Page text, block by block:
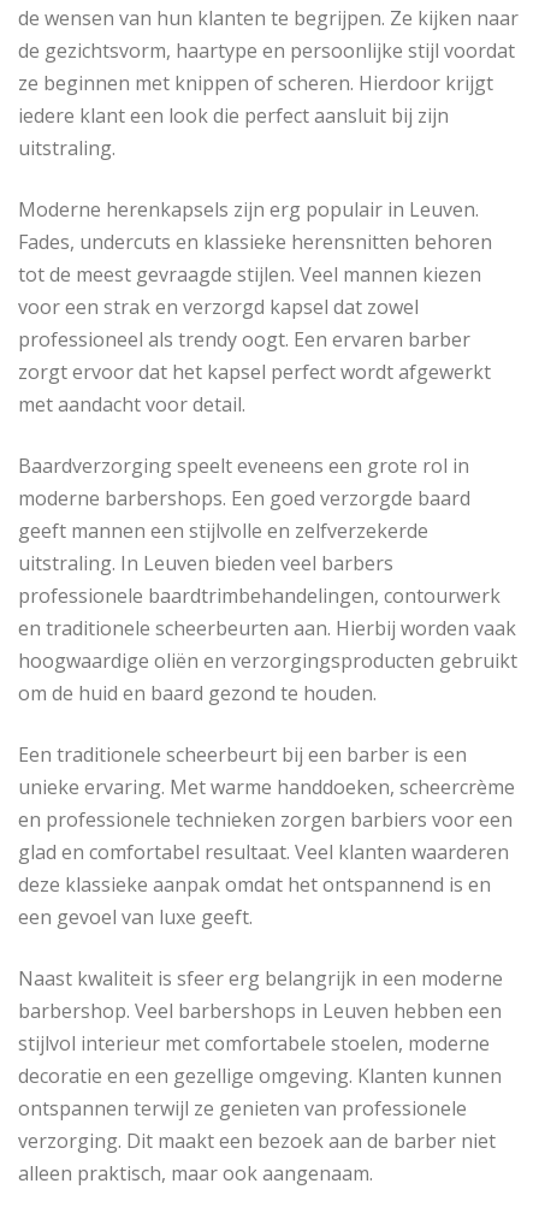
de wensen van hun klanten te begrijpen. Ze kijken naar
de gezichtsvorm, haartype en persoonlijke stijl voordat
ze beginnen met knippen of scheren. Hierdoor krijgt
iedere klant een look die perfect aansluit bij zijn
uitstraling.
Moderne herenkapsels zijn erg populair in Leuven.
Fades, undercuts en klassieke herensnitten behoren
tot de meest gevraagde stijlen. Veel mannen kiezen
voor een strak en verzorgd kapsel dat zowel
professioneel als trendy oogt. Een ervaren barber
zorgt ervoor dat het kapsel perfect wordt afgewerkt
met aandacht voor detail.
Baardverzorging speelt eveneens een grote rol in
moderne barbershops. Een goed verzorgde baard
geeft mannen een stijlvolle en zelfverzekerde
uitstraling. In Leuven bieden veel barbers
professionele baardtrimbehandelingen, contourwerk
en traditionele scheerbeurten aan. Hierbij worden vaak
hoogwaardige oliën en verzorgingsproducten gebruikt
om de huid en baard gezond te houden.
Een traditionele scheerbeurt bij een barber is een
unieke ervaring. Met warme handdoeken, scheercrème
en professionele technieken zorgen barbiers voor een
glad en comfortabel resultaat. Veel klanten waarderen
deze klassieke aanpak omdat het ontspannend is en
een gevoel van luxe geeft.
Naast kwaliteit is sfeer erg belangrijk in een moderne
barbershop. Veel barbershops in Leuven hebben een
stijlvol interieur met comfortabele stoelen, moderne
decoratie en een gezellige omgeving. Klanten kunnen
ontspannen terwijl ze genieten van professionele
verzorging. Dit maakt een bezoek aan de barber niet
alleen praktisch, maar ook aangenaam.